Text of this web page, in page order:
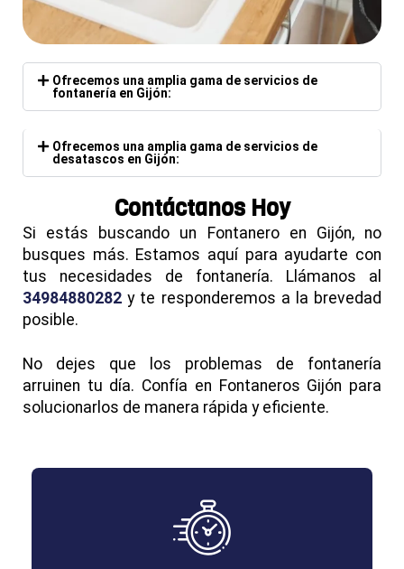
Ofrecemos una amplia gama de servicios de
fontanería en Gijón:
Ofrecemos una amplia gama de servicios de
desatascos en Gijón:
Contáctanos Hoy
Si estás buscando un Fontanero en Gijón, no
busques más. Estamos aquí para ayudarte con
tus necesidades de fontanería. Llámanos al
34984880282 y te responderemos a la brevedad
posible.
No dejes que los problemas de fontanería
arruinen tu día. Confía en Fontaneros Gijón para
solucionarlos de manera rápida y eficiente.